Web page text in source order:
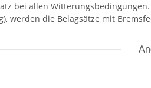
bei allen
werden die Belagsätze mit